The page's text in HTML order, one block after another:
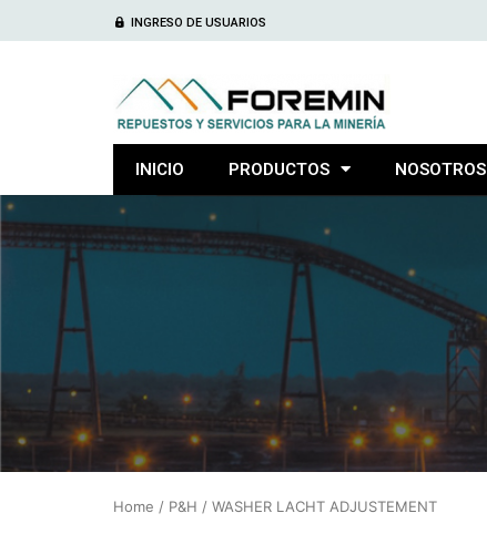
INGRESO DE USUARIOS
INICIO PRODUCTOS NOSOTROS
Home / P&H / WASHER LACHT ADJUSTEMENT